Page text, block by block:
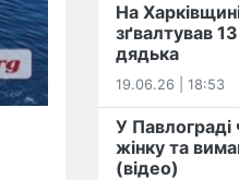
На
️зґвалтував
дядька
19.06.26 | 18:53
У Павлограді
жінку та
(відео)